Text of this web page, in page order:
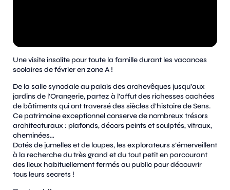
Une visite insolite pour toute la famille durant les vacances
scolaires de février en zone A !
De la salle synodale au palais des archevêques jusqu’aux
jardins de l’Orangerie, partez à l’affut des richesses cachées
de bâtiments qui ont traversé des siècles d’histoire de Sens.
Ce patrimoine exceptionnel conserve de nombreux trésors
architecturaux : plafonds, décors peints et sculptés, vitraux,
cheminées…
Dotés de jumelles et de loupes, les explorateurs s’émerveillent
à la recherche du très grand et du tout petit en parcourant
des lieux habituellement fermés au public pour découvrir
tous leurs secrets !